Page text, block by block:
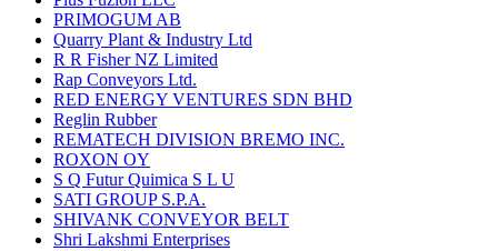
PRIMOGUM AB
Quarry Plant & Industry Ltd
R R Fisher NZ Limited
Rap Conveyors Ltd.
RED ENERGY VENTURES SDN BHD
Reglin Rubber
REMATECH DIVISION BREMO INC.
ROXON OY
S Q Futur Quimica S L U
SATI GROUP S.P.A.
SHIVANK CONVEYOR BELT
Shri Lakshmi Enterprises